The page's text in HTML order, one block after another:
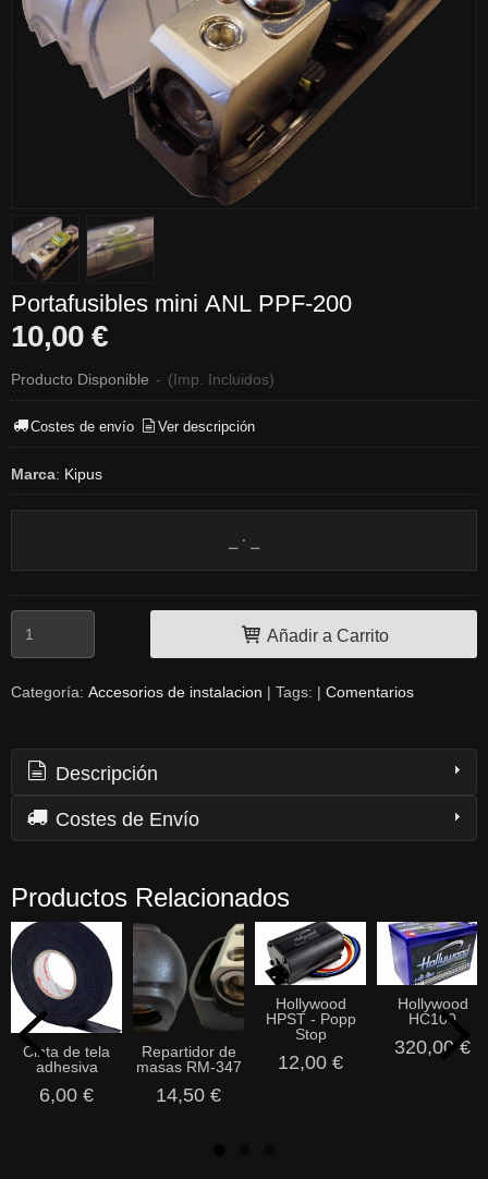
Portafusibles mini ANL PPF-200
10,00 €
Producto Disponible - (Imp. Incluidos)
Costes de envío Ver descripción
Marca: Kipus
Añadir a Carrito
Categoría: Accesorios de instalacion | Tags: | Comentarios
Descripción
Costes de Envío
Productos Relacionados
Cinta de tela
adhesiva
6,00 €
Repartidor de
masas RM-347
14,50 €
Hollywood
HPST - Popp
Stop
12,00 €
Hollywood
HC100
320,00 €